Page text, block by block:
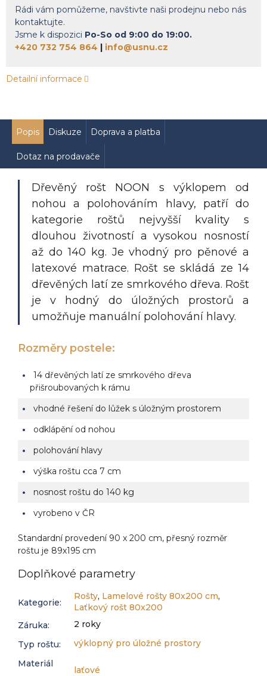
Rádi vám pomůžeme, navštivte naši prodejnu nebo nás
kontaktujte.
Jsme k dispozici Po-So od 9:00 do 19:00.
+420 732 754 864
info@usnu.cz
Detailní informace
Popis Diskuze Doprava a platba
Dotaz na prodavače
Dřevěný rošt NOON s výklopem od
nohou a polohováním hlavy, patří do
kategorie roštů nejvyšší kvality s
dlouhou životností a vysokou nosností
až do 140 kg. Je vhodný pro pěnové a
latexové matrace. Rošt se skládá ze 14
dřevěných latí ze smrkového dřeva. Rošt
je v hodný do úložných prostorů a
umožňuje manuální polohování hlavy.
Rozměry postele:
14 dřevěných latí ze smrkového dřeva
přišroubovaných k rámu
vhodné řešení do lůžek s úložným prostorem
odklápění od nohou
polohování hlavy
výška roštu cca 7 cm
nosnost roštu do 140 kg
vyrobeno v ČR
Standardní provedení 90 x 200 cm, přesný rozměr
roštu je 89x195 cm
Doplňkové parametry
Kategorie:
Rošty, Lamelové rošty 80x200 cm,
Laťkový rošt 80x200
Záruka:
2 roky
Typ roštu:
výklopný pro úložné prostory
Materiál
laťové